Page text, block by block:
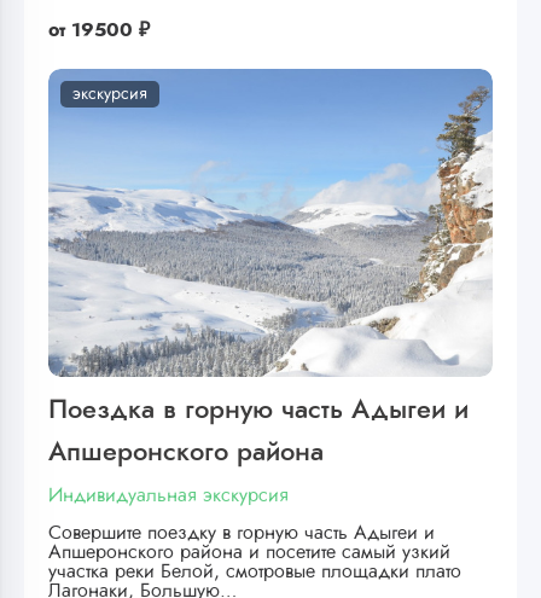
от 19500 ₽
экскурсия
Поездка в горную часть Адыгеи и
Апшеронского района
Индивидуальная экскурсия
Совершите поездку в горную часть Адыгеи и
Апшеронского района и посетите самый узкий
участка реки Белой, смотровые площадки плато
Лагонаки, Большую…